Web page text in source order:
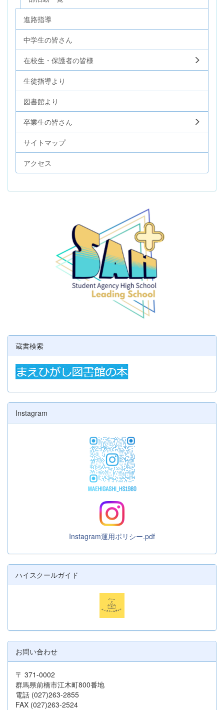
進路指導
中学生の皆さん
在校生・保護者の皆様
生徒指導より
図書館より
卒業生の皆さん
サイトマップ
アクセス
蔵書検索
Instagram
Instagram運用ポリシー.pdf
ハイスクールガイド
お問い合わせ
〒 371-0002
群馬県前橋市江木町800番地
電話 (027)263-2855
FAX (027)263-2524